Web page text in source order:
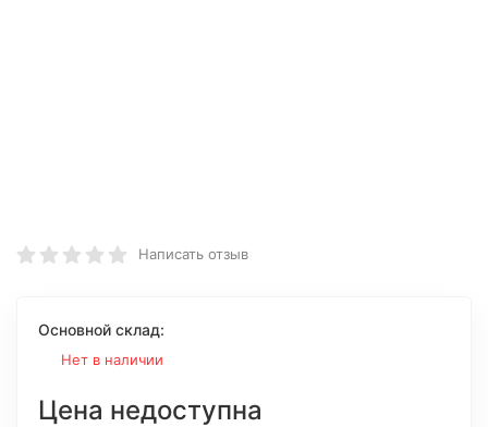
Написать отзыв
Основной склад:
Нет в наличии
Цена недоступна